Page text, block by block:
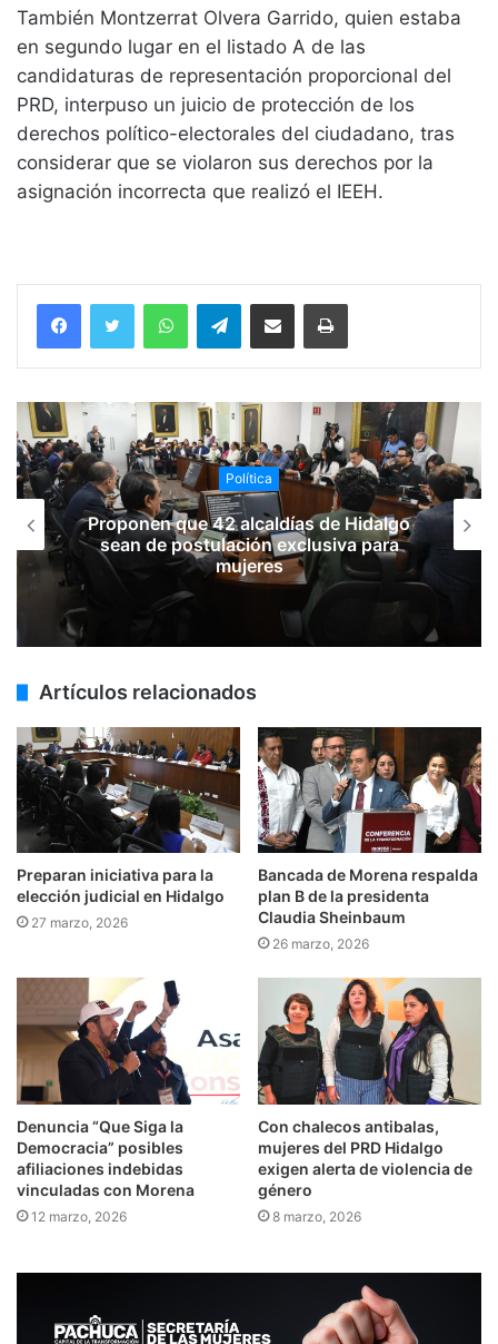
También Montzerrat Olvera Garrido, quien estaba
en segundo lugar en el listado A de las
candidaturas de representación proporcional del
PRD, interpuso un juicio de protección de los
derechos político-electorales del ciudadano, tras
considerar que se violaron sus derechos por la
asignación incorrecta que realizó el IEEH.
WhatsAppTelegramCompartir vía email Imprimir
Política
Proponen que 42 alcaldías de Hidalgo
sean de postulación exclusiva para
mujeres
Artículos relacionados
Preparan iniciativa para la
elección judicial en Hidalgo
27 marzo, 2026
Bancada de Morena respalda
plan B de la presidenta
Claudia Sheinbaum
26 marzo, 2026
Denuncia “Que Siga la
Democracia” posibles
afiliaciones indebidas
vinculadas con Morena
12 marzo, 2026
Con chalecos antibalas,
mujeres del PRD Hidalgo
exigen alerta de violencia de
género
8 marzo, 2026